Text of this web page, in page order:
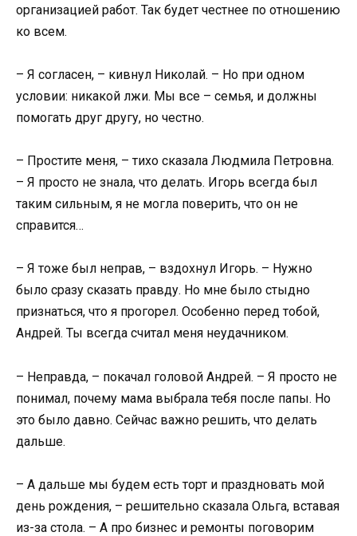
организацией работ. Так будет честнее по отношению
ко всем.
– Я согласен, – кивнул Николай. – Но при одном
условии: никакой лжи. Мы все – семья, и должны
помогать друг другу, но честно.
– Простите меня, – тихо сказала Людмила Петровна.
– Я просто не знала, что делать. Игорь всегда был
таким сильным, я не могла поверить, что он не
справится…
– Я тоже был неправ, – вздохнул Игорь. – Нужно
было сразу сказать правду. Но мне было стыдно
признаться, что я прогорел. Особенно перед тобой,
Андрей. Ты всегда считал меня неудачником.
– Неправда, – покачал головой Андрей. – Я просто не
понимал, почему мама выбрала тебя после папы. Но
это было давно. Сейчас важно решить, что делать
дальше.
– А дальше мы будем есть торт и праздновать мой
день рождения, – решительно сказала Ольга, вставая
из-за стола. – А про бизнес и ремонты поговорим